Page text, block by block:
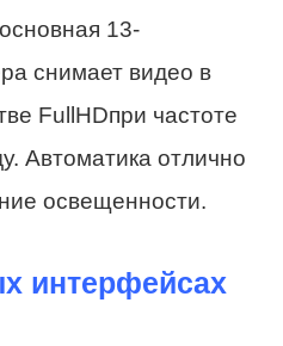
13-
снимает видео в
FullHDпри частоте
Автоматика отлично
освещенности.
интерфейсах